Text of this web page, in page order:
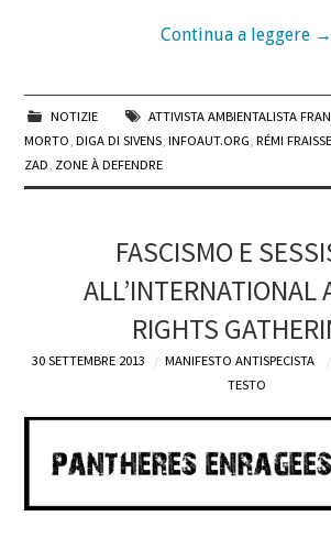
Continua a leggere →
NOTIZIE ATTIVISTA AMBIENTALISTA
MORTO,DIGA DI SIVENS,INFOAUT.ORG,RÉMI
ZAD, ZONE À DEFENDRE
FASCISMO E
ALL’INTERNATIONAL
RIGHTS
30 SETTEMBRE 2013 MANIFESTO ANTISPECISTA
TESTO